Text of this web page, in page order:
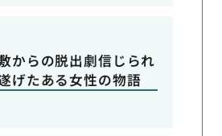
からの脱出劇信じられ
げたある女性の物語